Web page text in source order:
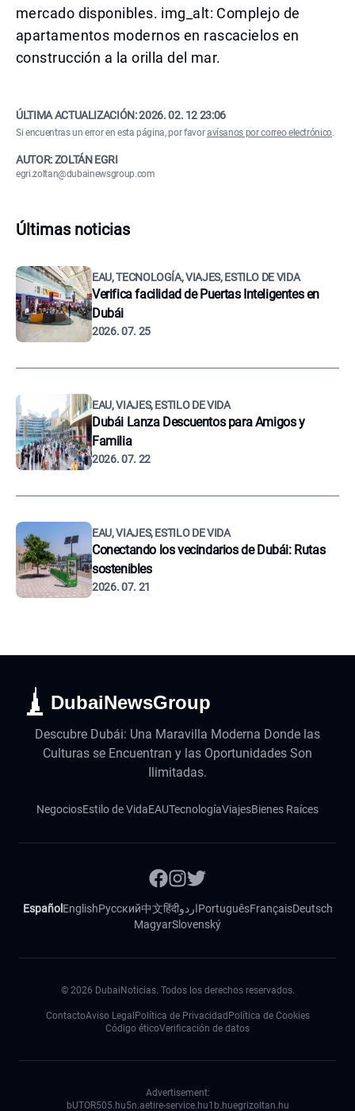
mercado disponibles. img_alt: Complejo de
apartamentos modernos en rascacielos en
construcción a la orilla del mar.
ÚLTIMA ACTUALIZACIÓN:2026. 02. 12 23:06
Si encuentras un error en esta página, por favoravísanos por correo electrónico.
AUTOR: ZOLTÁN EGRI
egri.zoltan@dubainewsgroup.com
Últimas noticias
EAU, TECNOLOGÍA, VIAJES, ESTILO DE VIDA
Verifica facilidad de Puertas Inteligentes en
Dubái
2026. 07. 25
EAU, VIAJES, ESTILO DE VIDA
Dubái Lanza Descuentos para Amigos y
Familia
2026. 07. 22
EAU, VIAJES, ESTILO DE VIDA
Conectando los vecindarios de Dubái: Rutas
sostenibles
2026. 07. 21
DubaiNewsGroup
Descubre Dubái: Una Maravilla Moderna Donde las
Culturas se Encuentran y las Oportunidades Son
Ilimitadas.
NegociosEstilo de VidaEAUTecnologíaViajesBienes Raíces
Español EnglishРусский中文हिंदीاردوPortuguêsFrançaisDeutsch
MagyarSlovenský
© 2026 DubaiNoticias. Todos los derechos reservados.
ContactoAviso Legal Política de Privacidad Política de Cookies
Código éticoVerificación de datos
Advertisement:
bUTOR505.hu5n.aetire-service.hu1b.huegrizoltan.hu